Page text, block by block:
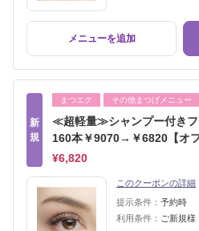
メニューを追加
新
規
まつエク その他まつげメニュー
≪超軽量≫シャンプー付き
160本￥9070→￥6820【オフ
¥6,820
このクーポンの詳細
提示条件： 予約時
利用条件： ご新規様